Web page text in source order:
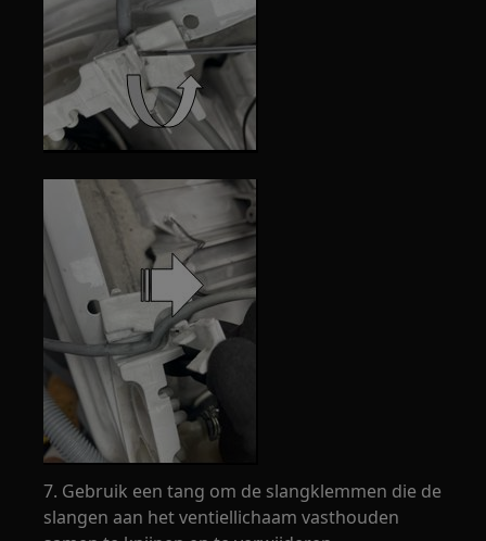
7. Gebruik een tang om de slangklemmen die de
slangen aan het ventiellichaam vasthouden